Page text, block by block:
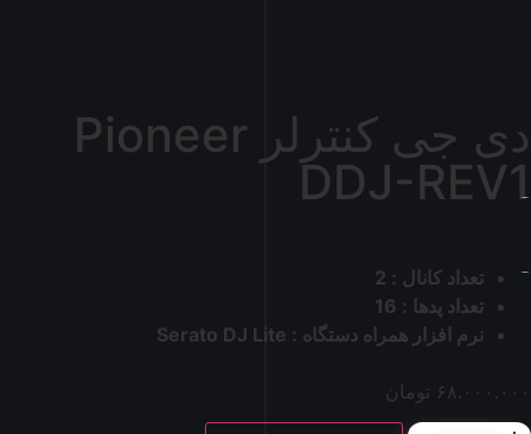
دی جی کنترلر Pioneer
DDJ-REV1
تعداد کانال : 2
تعداد پدها : 16
نرم افزار همراه دستگاه : Serato DJ Lite
۶۸.۰۰۰.۰۰۰ تومان